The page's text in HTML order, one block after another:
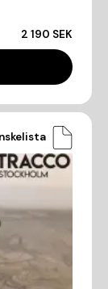
2 190 SEK